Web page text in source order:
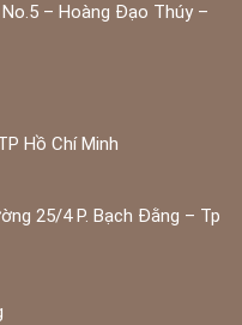
– Hoàng Đạo Thúy –
Hồ Chí Minh
25/4 P. Bạch Đằng – Tp